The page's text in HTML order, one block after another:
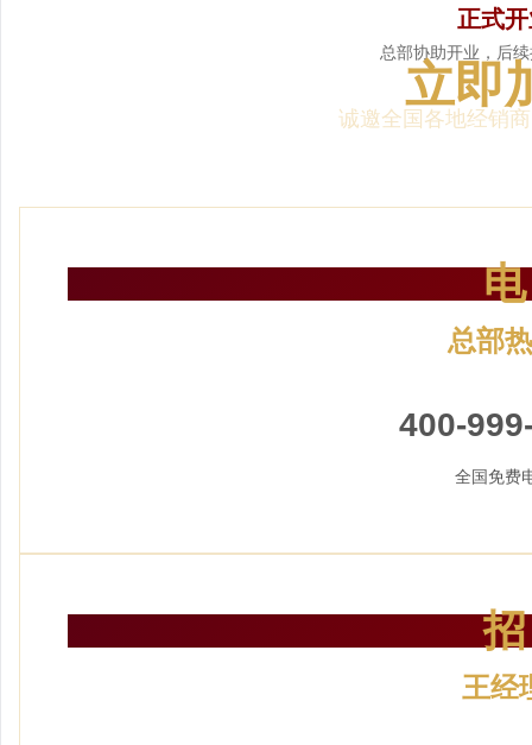
正式
总部协助开业，后
立即
诚邀全国各地经销
电
总部
400-
全国免费
招
王经